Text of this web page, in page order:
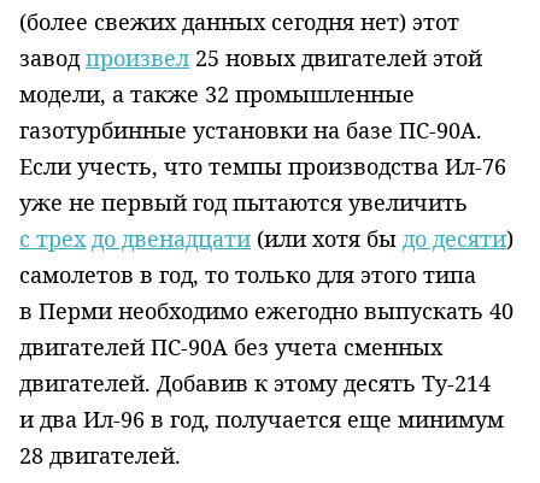
(более свежих данных сегодня нет) этот
завод произвел 25 новых двигателей этой
модели, а также 32 промышленные
газотурбинные установки на базе ПС-90А.
Если учесть, что темпы производства Ил-76
уже не первый год пытаются увеличить
с трех до двенадцати (или хотя бы до десяти)
самолетов в год, то только для этого типа
в Перми необходимо ежегодно выпускать 40
двигателей ПС-90А без учета сменных
двигателей. Добавив к этому десять Ту-214
и два Ил-96 в год, получается еще минимум
28 двигателей.